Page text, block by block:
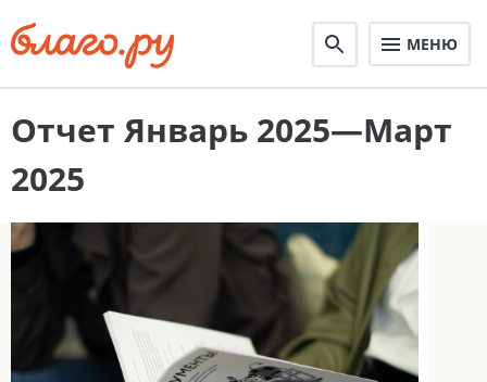
МЕНЮ
Отчет Январь 2025—Март
2025